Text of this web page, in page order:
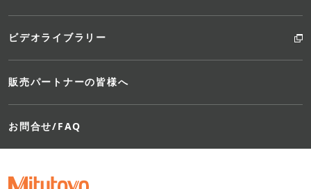
ビデオライブラリー
販売パートナーの皆様へ
お問合せ/FAQ